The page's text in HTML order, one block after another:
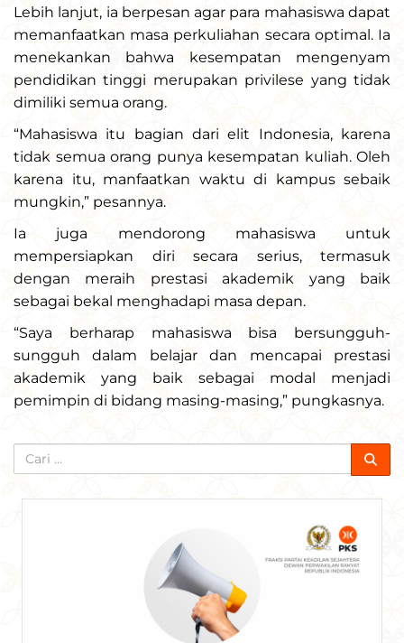
Lebih lanjut, ia berpesan agar para mahasiswa dapat
memanfaatkan masa perkuliahan secara optimal. Ia
menekankan bahwa kesempatan mengenyam
pendidikan tinggi merupakan privilese yang tidak
dimiliki semua orang.
“Mahasiswa itu bagian dari elit Indonesia, karena
tidak semua orang punya kesempatan kuliah. Oleh
karena itu, manfaatkan waktu di kampus sebaik
mungkin,” pesannya.
Ia juga mendorong mahasiswa untuk
mempersiapkan diri secara serius, termasuk
dengan meraih prestasi akademik yang baik
sebagai bekal menghadapi masa depan.
“Saya berharap mahasiswa bisa bersungguh-
sungguh dalam belajar dan mencapai prestasi
akademik yang baik sebagai modal menjadi
pemimpin di bidang masing-masing,” pungkasnya.